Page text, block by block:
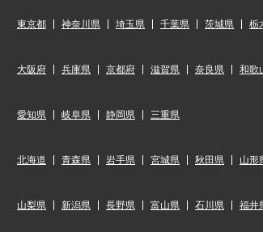
東京都 神奈川県 埼玉県 千葉県 茨城県 栃
大阪府 兵庫県 京都府 滋賀県 奈良県 和歌
愛知県 岐阜県 静岡県 三重県
北海道 青森県 岩手県 宮城県 秋田県 山形
山梨県 新潟県 長野県 富山県 石川県 福井